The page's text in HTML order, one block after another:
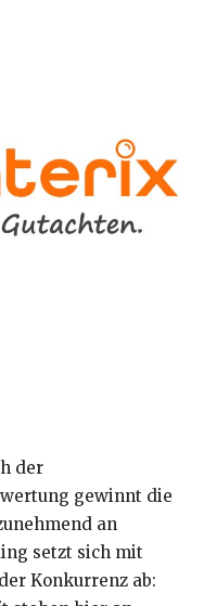
der
gewinnt die
an
setzt sich mit
Konkurrenz ab: